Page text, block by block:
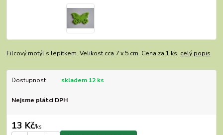
Filcový motýl s lepítkem. Velikost cca 7 x 5 cm. Cena za 1 ks. celý popis
Dostupnost skladem 12 ks
Nejsme plátci DPH
13 Kč/ks